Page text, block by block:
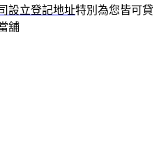
設立登記地址特別為您皆可貸
舖